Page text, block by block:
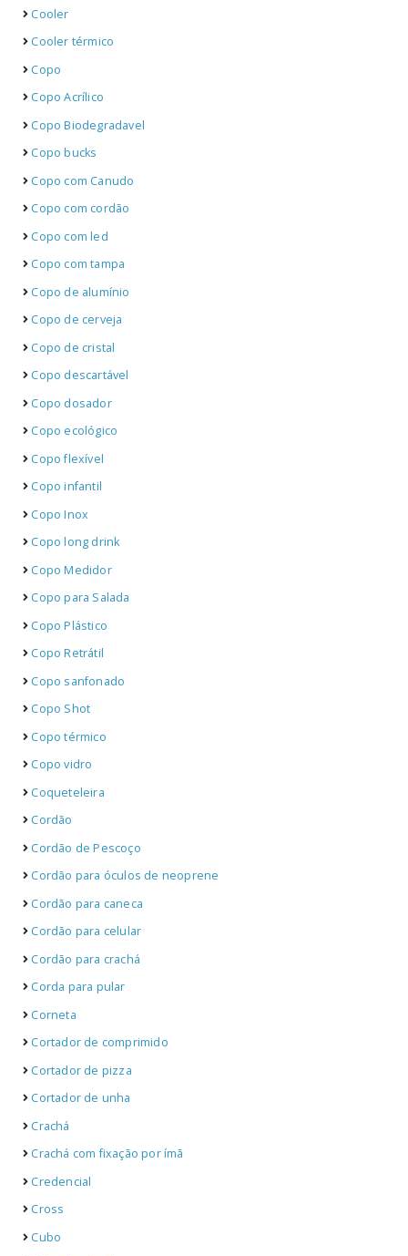
Cooler
Cooler térmico
Copo
Copo Acrílico
Copo Biodegradavel
Copo bucks
Copo com Canudo
Copo com cordão
Copo com led
Copo com tampa
Copo de alumínio
Copo de cerveja
Copo de cristal
Copo descartável
Copo dosador
Copo ecológico
Copo flexível
Copo infantil
Copo Inox
Copo long drink
Copo Medidor
Copo para Salada
Copo Plástico
Copo Retrátil
Copo sanfonado
Copo Shot
Copo térmico
Copo vidro
Coqueteleira
Cordão
Cordão de Pescoço
Cordão para óculos de neoprene
Cordão para caneca
Cordão para celular
Cordão para crachá
Corda para pular
Corneta
Cortador de comprimido
Cortador de pizza
Cortador de unha
Crachá
Crachá com fixação por ímã
Credencial
Cross
Cubo